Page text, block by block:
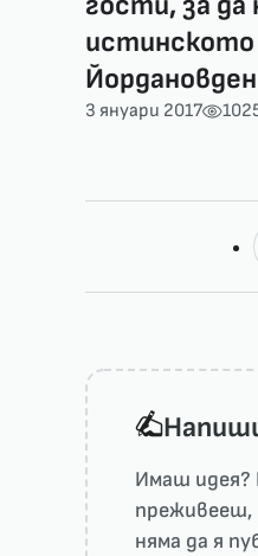
истинското
Йордановден
3 януари 2017
Имаш идея?
преживееш,
няма да я